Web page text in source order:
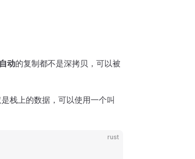
自动的复制都不是深拷贝，可以被
栈上的数据，可以使用一个叫
rust